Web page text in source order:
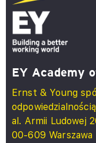
EY Academy
Ernst & Young
al. Armii Ludowej
00-609 Warszawa